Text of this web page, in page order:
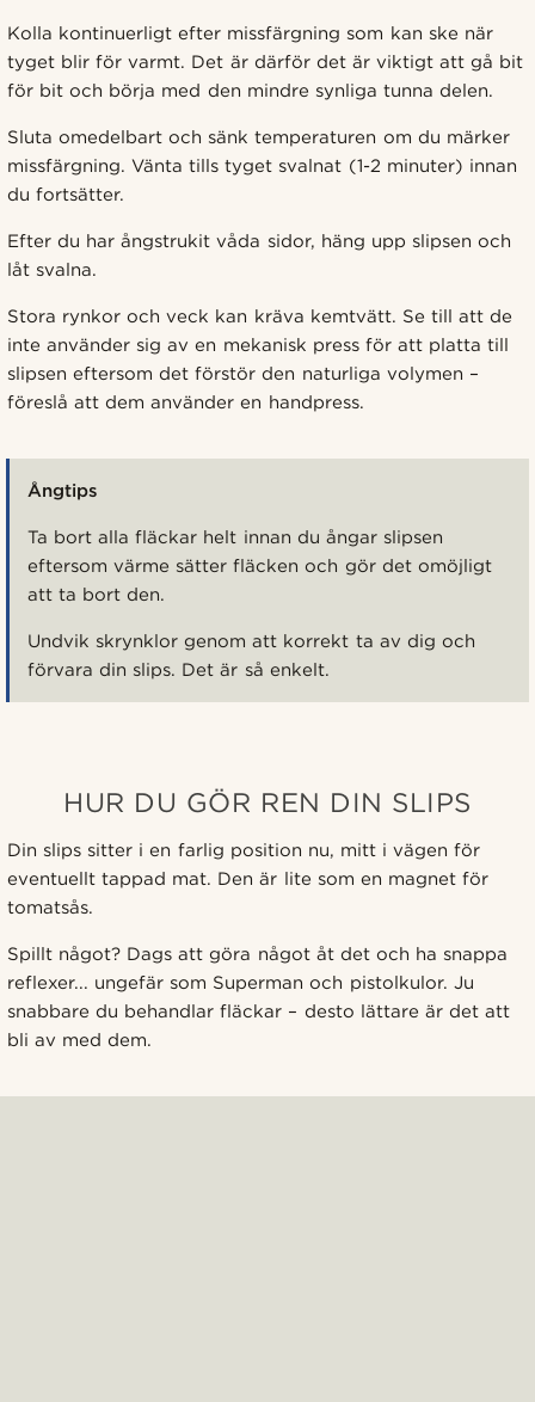
Kolla kontinuerligt efter missfärgning som kan ske när
tyget blir för varmt. Det är därför det är viktigt att gå bit
för bit och börja med den mindre synliga tunna delen.
Sluta omedelbart och sänk temperaturen om du märker
missfärgning. Vänta tills tyget svalnat (1-2 minuter) innan
du fortsätter.
Efter du har ångstrukit våda sidor, häng upp slipsen och
låt svalna.
Stora rynkor och veck kan kräva kemtvätt. Se till att de
inte använder sig av en mekanisk press för att platta till
slipsen eftersom det förstör den naturliga volymen –
föreslå att dem använder en handpress.
Ångtips
Ta bort alla fläckar helt innan du ångar slipsen
eftersom värme sätter fläcken och gör det omöjligt
att ta bort den.
Undvik skrynklor genom att korrekt ta av dig och
förvara din slips. Det är så enkelt.
HUR DU GÖR REN DIN SLIPS
Din slips sitter i en farlig position nu, mitt i vägen för
eventuellt tappad mat. Den är lite som en magnet för
tomatsås.
Spillt något? Dags att göra något åt det och ha snappa
reflexer... ungefär som Superman och pistolkulor. Ju
snabbare du behandlar fläckar – desto lättare är det att
bli av med dem.